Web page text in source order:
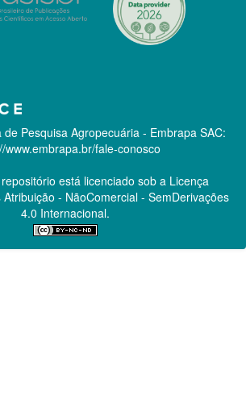
de Pesquisa Agropecuária - Embrapa SAC:
www.embrapa.br/fale-conosco
está licenciado sob a Licença
Atribuição - NãoComercial - SemDerivações
4.0 Internacional.